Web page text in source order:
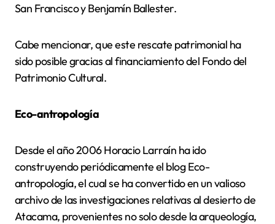
San Francisco y Benjamín Ballester.
Cabe mencionar, que este rescate patrimonial ha
sido posible gracias al financiamiento del Fondo del
Patrimonio Cultural.
Eco-antropología
Desde el año 2006 Horacio Larraín ha ido
construyendo periódicamente el blog Eco-
antropología, el cual se ha convertido en un valioso
archivo de las investigaciones relativas al desierto de
Atacama, provenientes no solo desde la arqueología,